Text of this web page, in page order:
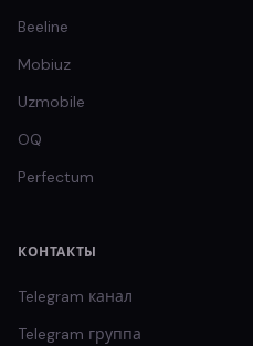
Beeline
Mobiuz
Uzmobile
OQ
Perfectum
КОНТАКТЫ
Telegram канал
Telegram группа